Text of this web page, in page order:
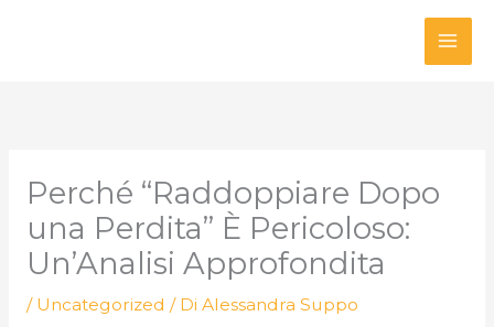
Perché “Raddoppiare Dopo
una Perdita” È Pericoloso:
Un’Analisi Approfondita
/ Uncategorized / Di Alessandra Suppo